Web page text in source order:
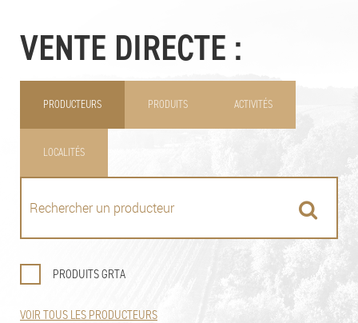
VENTE DIRECTE :
PRODUCTEURS PRODUITS ACTIVITÉS
LOCALITÉS
PRODUITS GRTA
VOIR TOUS LES PRODUCTEURS